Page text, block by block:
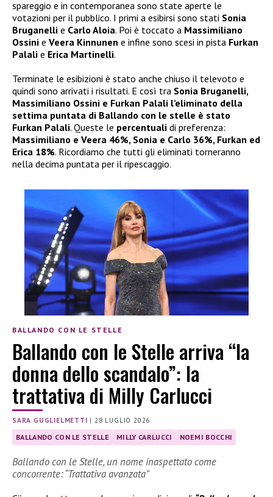
spareggio e in contemporanea sono state aperte le
votazioni per il pubblico. I primi a esibirsi sono stati Sonia
Bruganelli e Carlo Aloia. Poi è toccato a Massimiliano
Ossini e Veera Kinnunen e infine sono scesi in pista Furkan
Palali e Erica Martinelli.
Terminate le esibizioni è stato anche chiuso il televoto e
quindi sono arrivati i risultati. E così tra Sonia Bruganelli,
Massimiliano Ossini e Furkan Palali l’eliminato della
settima puntata di Ballando con le stelle è stato
Furkan Palali. Queste le percentuali di preferenza:
Massimiliano e Veera 46%, Sonia e Carlo 36%, Furkan ed
Erica 18%. Ricordiamo che tutti gli eliminati torneranno
nella decima puntata per il ripescaggio.
BALLANDO CON LE STELLE
Ballando con le Stelle arriva “la
donna dello scandalo”: la
trattativa di Milly Carlucci
SARA GUGLIELMETTI |28 LUGLIO 2026
BALLANDO CON LE STELLE MILLY CARLUCCI NOEMI BOCCHI
Ballando con le Stelle, un nome inaspettato come
concorrente: “Trattativa avanzata”